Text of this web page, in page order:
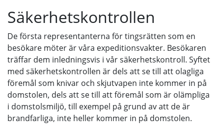
Säkerhetskontrollen
De första representanterna för tingsrätten som en
besökare möter är våra expeditionsvakter. Besökaren
träffar dem inledningsvis i vår säkerhetskontroll. Syftet
med säkerhetskontrollen är dels att se till att olagliga
föremål som knivar och skjutvapen inte kommer in på
domstolen, dels att se till att föremål som är olämpliga
i domstolsmiljö, till exempel på grund av att de är
brandfarliga, inte heller kommer in på domstolen.